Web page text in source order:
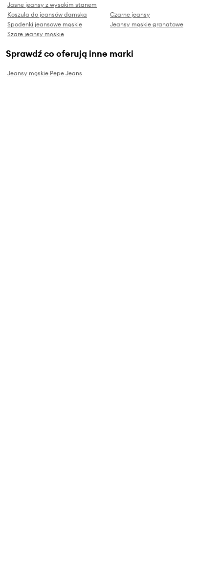
Jasne jeansy z wysokim stanem
Koszula do jeansów damska
Czarne jeansy
Spodenki jeansowe męskie
Jeansy męskie granatowe
Szare jeansy męskie
Sprawdź co oferują inne marki
Jeansy męskie Pepe Jeans